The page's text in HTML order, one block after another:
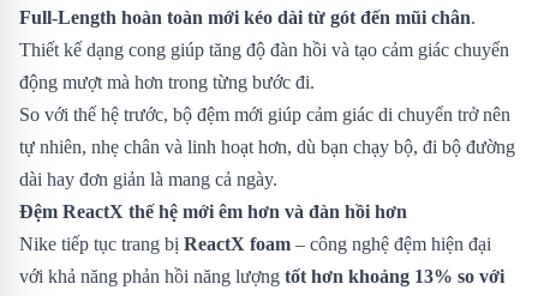
Full-Length hoàn toàn mới kéo dài từ gót đến mũi chân.
Thiết kế dạng cong giúp tăng độ đàn hồi và tạo cảm giác chuyển
động mượt mà hơn trong từng bước đi.
So với thế hệ trước, bộ đệm mới giúp cảm giác di chuyển trở nên
tự nhiên, nhẹ chân và linh hoạt hơn, dù bạn chạy bộ, đi bộ đường
dài hay đơn giản là mang cả ngày.
Đệm ReactX thế hệ mới êm hơn và đàn hồi hơn
Nike tiếp tục trang bị ReactX foam – công nghệ đệm hiện đại
với khả năng phản hồi năng lượng tốt hơn khoảng 13% so với